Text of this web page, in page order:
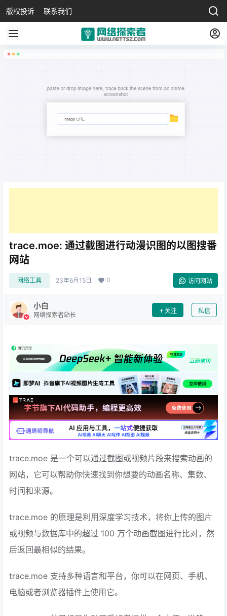
版权投诉 联系我们
trace.moe: 通过截图进行动漫识图的以图搜番
网站
网络工具 23年6月15日 0 访问网站
小白
网络探索者站长
关注 私信
trace.moe 是一个可以通过截图或视频片段来搜索动画的
网站，它可以帮助你快速找到你想要的动画名称、集数、
时间和来源。
trace.moe 的原理是利用深度学习技术，将你上传的图片
或视频与数据库中的超过 100 万个动画截图进行比对，然
后返回最相似的结果。
trace.moe 支持多种语言和平台，你可以在网页、手机、
电脑或者浏览器插件上使用它。